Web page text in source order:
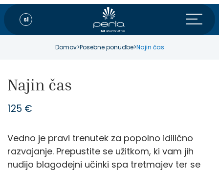
sl
Domov>Posebne ponudbe>Najin čas
Najin čas
125 €
Vedno je pravi trenutek za popolno idilično
razvajanje. Prepustite se užitkom, ki vam jih
nudijo blagodejni učinki spa tretmajev ter se